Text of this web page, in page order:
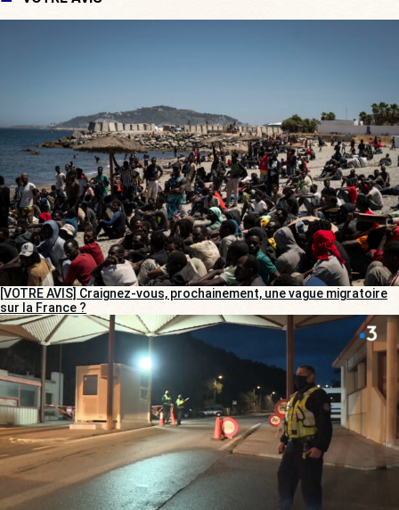
[VOTRE AVIS] Craignez-vous, prochainement, une vague migratoire
sur la France ?